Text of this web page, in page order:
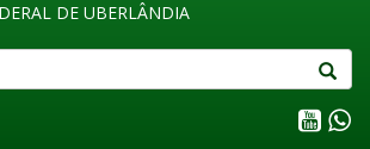
DE UBERLÂNDIA